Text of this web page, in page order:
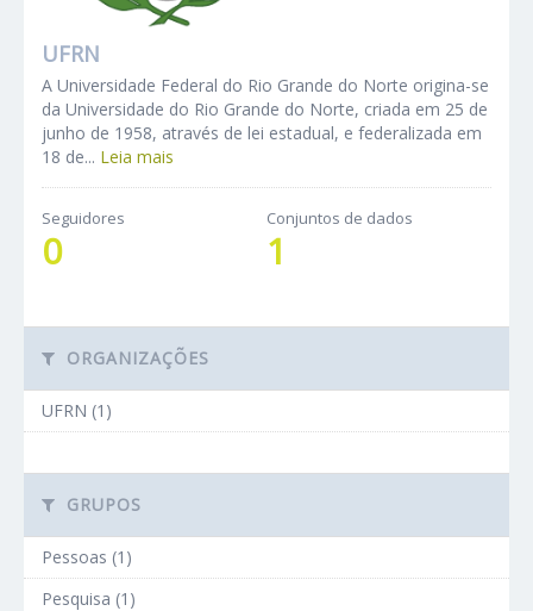
UFRN
A Universidade Federal do Rio Grande do Norte origina-se
da Universidade do Rio Grande do Norte, criada em 25 de
junho de 1958, através de lei estadual, e federalizada em
18 de... Leia mais
Seguidores
0
Conjuntos de dados
1
ORGANIZAÇÕES
UFRN (1)
GRUPOS
Pessoas (1)
Pesquisa (1)